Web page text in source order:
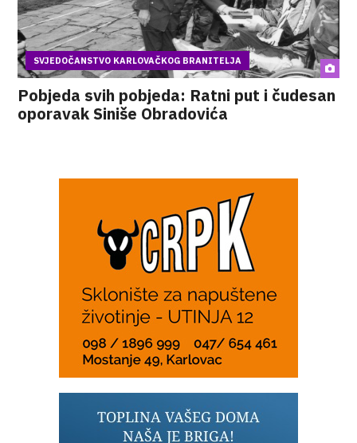
SVJEDOČANSTVO KARLOVAČKOG BRANITELJA
Pobjeda svih pobjeda: Ratni put i čudesan
oporavak Siniše Obradovića